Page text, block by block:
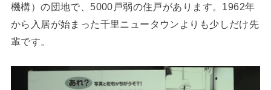
機構）の団地で、5000戸弱の住戸があります。1962年
から入居が始まった千里ニュータウンよりも少しだけ先
輩です。